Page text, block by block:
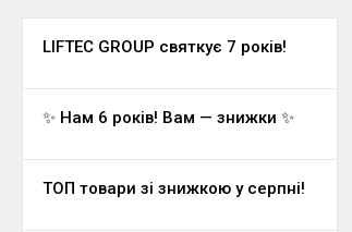
LIFTEC GROUP святкує 7 років!
✨ Нам 6 років! Вам — знижки ✨
ТОП товари зі знижкою у серпні!